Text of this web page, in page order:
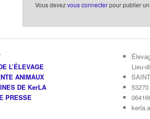
Vous devezvous connecterpour publier
L’ÉLEVAGE
ANIMAUX
DE KerLA
PRESSE
Lieu-